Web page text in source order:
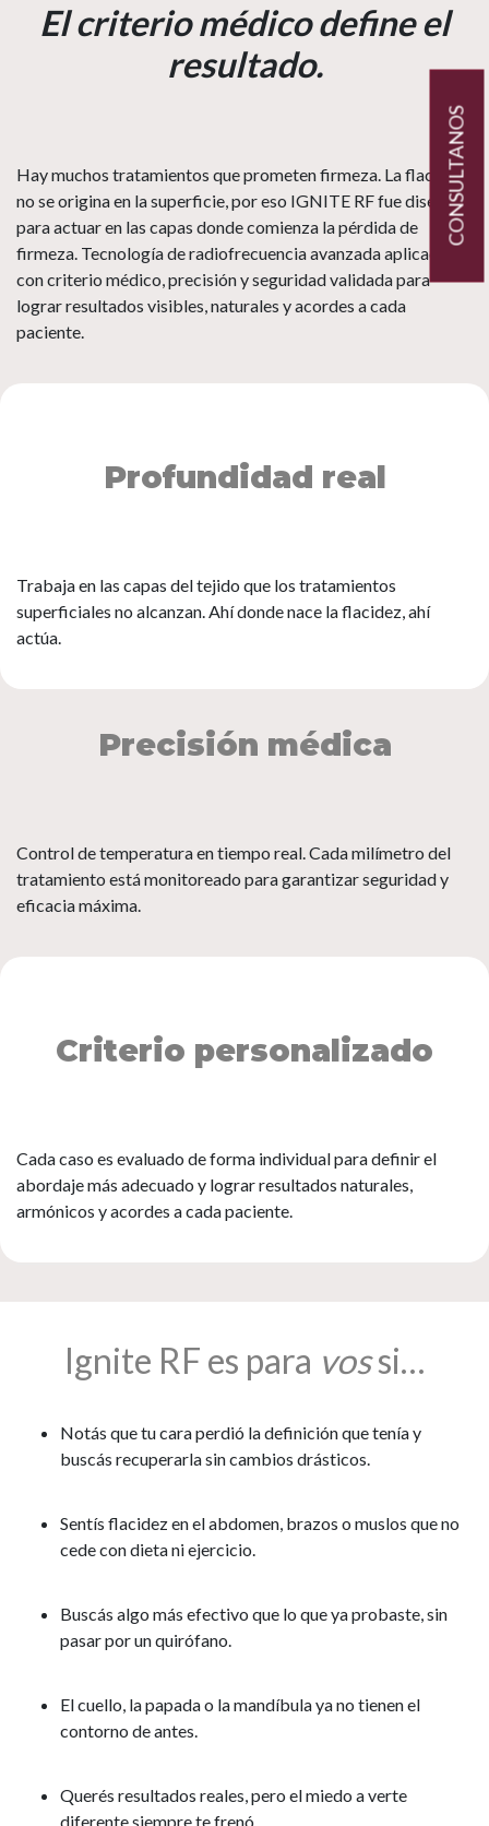
El criterio médico define el
resultado.
Hay muchos tratamientos que prometen firmeza. La flacidez
no se origina en la superficie, por eso IGNITE RF fue diseñado
para actuar en las capas donde comienza la pérdida de
firmeza. Tecnología de radiofrecuencia avanzada aplicada
con criterio médico, precisión y seguridad validada para
lograr resultados visibles, naturales y acordes a cada
paciente.
Profundidad real
Trabaja en las capas del tejido que los tratamientos
superficiales no alcanzan. Ahí donde nace la flacidez, ahí
actúa.
Precisión médica
Control de temperatura en tiempo real. Cada milímetro del
tratamiento está monitoreado para garantizar seguridad y
eficacia máxima.
Criterio personalizado
Cada caso es evaluado de forma individual para definir el
abordaje más adecuado y lograr resultados naturales,
armónicos y acordes a cada paciente.
Ignite RF es para vossi…
Notás que tu cara perdió la definición que tenía y
buscás recuperarla sin cambios drásticos.
Sentís flacidez en el abdomen, brazos o muslos que no
cede con dieta ni ejercicio.
Buscás algo más efectivo que lo que ya probaste, sin
pasar por un quirófano.
El cuello, la papada o la mandíbula ya no tienen el
contorno de antes.
Querés resultados reales, pero el miedo a verte
diferente siempre te frenó.
CONSULTANOS